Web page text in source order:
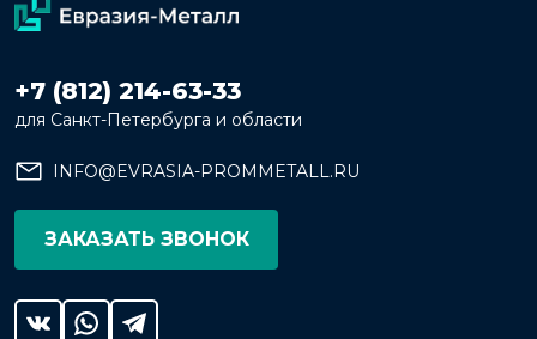
+7 (812) 214-63-33
для Санкт-Петербурга и области
INFO@EVRASIA-PROMMETALL.RU
ЗАКАЗАТЬ ЗВОНОК